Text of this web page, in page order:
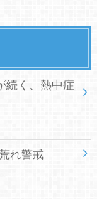
続く、熱中症
れ警戒